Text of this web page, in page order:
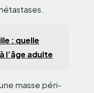
: quelle
l’âge adulte
masse péri-